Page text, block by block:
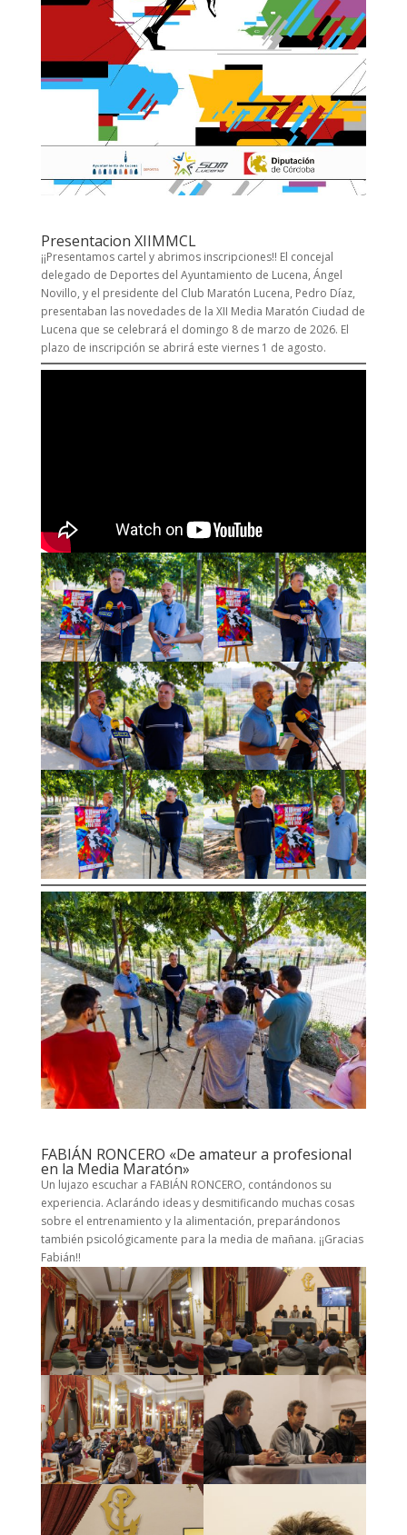
Presentacion XIIMMCL
¡¡Presentamos cartel y abrimos inscripciones!! El concejal
delegado de Deportes del Ayuntamiento de Lucena, Ángel
Novillo, y el presidente del Club Maratón Lucena, Pedro Díaz,
presentaban las novedades de la XII Media Maratón Ciudad de
Lucena que se celebrará el domingo 8 de marzo de 2026. El
plazo de inscripción se abrirá este viernes 1 de agosto.
FABIÁN RONCERO «De amateur a profesional
en la Media Maratón»
Un lujazo escuchar a FABIÁN RONCERO, contándonos su
experiencia. Aclarándo ideas y desmitificando muchas cosas
sobre el entrenamiento y la alimentación, preparándonos
también psicológicamente para la media de mañana. ¡¡Gracias
Fabián!!